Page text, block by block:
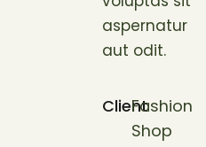
aspernatur
aut odit.
ClientFashion
Shop